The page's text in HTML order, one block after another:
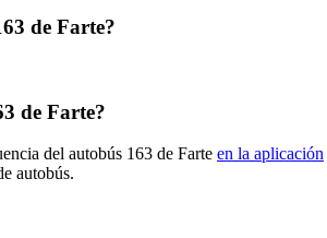
de Farte?
de Farte?
del autobús 163 de Farte en la aplicación
autobús.